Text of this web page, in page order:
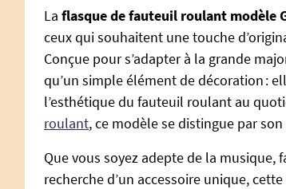
La flasque de fauteuil roulant modèle
ceux qui souhaitent une touche
Conçue pour s’adapter à la grande
qu’un simple élément de décoration :
l’esthétique du fauteuil roulant au
roulant, ce modèle se distingue par
Que vous soyez adepte de la
recherche d’un accessoire unique,